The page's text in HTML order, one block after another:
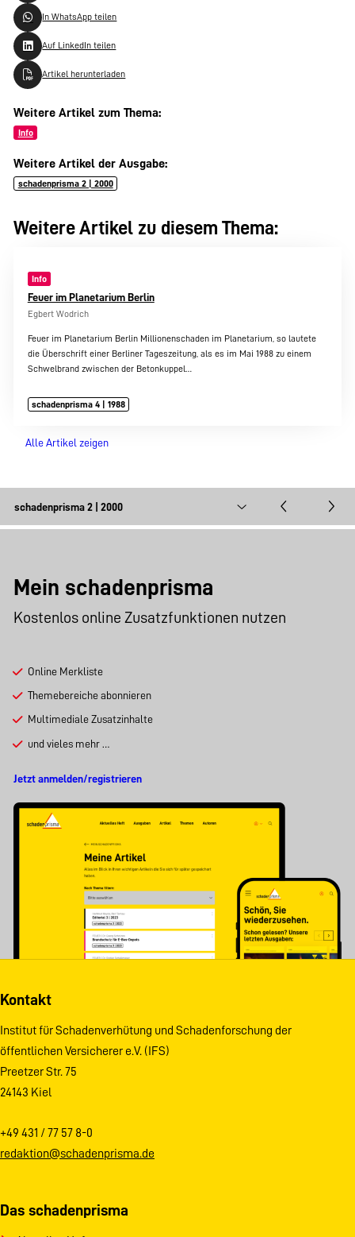
In WhatsApp teilen
Auf LinkedIn teilen
Artikel herunterladen
Weitere Artikel zum Thema:
Info
Weitere Artikel der Ausgabe:
schadenprisma 2 | 2000
Weitere Artikel zu diesem Thema:
Info
Feuer im Planetarium Berlin
Egbert Wodrich
Feuer im Planetarium Berlin Millionenschaden im Planetarium, so lautete
die Überschrift einer Berliner Tageszeitung, als es im Mai 1988 zu einem
Schwelbrand zwischen der Betonkuppel…
schadenprisma 4 | 1988
Alle Artikel zeigen
Mein schadenprisma
Kostenlos online Zusatzfunktionen nutzen
Online Merkliste
Themebereiche abonnieren
Multimediale Zusatzinhalte
und vieles mehr …
Jetzt anmelden/registrieren
Kontakt
Institut für Schadenverhütung und Schadenforschung der
öffentlichen Versicherer e.V. (IFS)
Preetzer Str. 75
24143 Kiel
+49 431 / 77 57 8-0
redaktion@schadenprisma.de
Das schadenprisma